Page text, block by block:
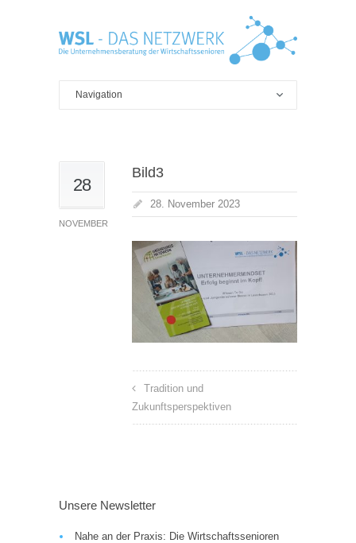
28
NOVEMBER
Bild3
28. November 2023
Tradition und
Zukunftsperspektiven
Unsere Newsletter
Nahe an der Praxis: Die Wirtschaftssenioren